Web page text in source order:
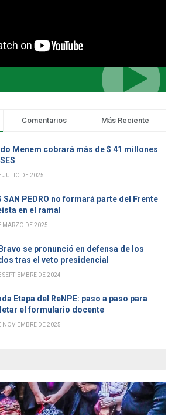
Comentarios Más Reciente
Menem cobrará más de $ 41 millones
JULIO DE 2025
SAN PEDRO no formará parte del Frente
en el ramal
MARZO DE 2025
se pronunció en defensa de los
tras el veto presidencial
SEPTIEMBRE DE 2024
Etapa del ReNPE: paso a paso para
el formulario docente
NOVIEMBRE DE 2025